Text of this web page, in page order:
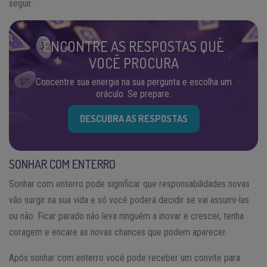
seguir.
ENCONTRE AS RESPOSTAS QUE
VOCÊ PROCURA
Concentre sua energia na sua pergunta e escolha um
oráculo. Se prepare.
DESCUBRA AS RESPOSTAS
SONHAR COM ENTERRO
Sonhar com enterro pode significar que responsabilidades novas
vão surgir na sua vida e só você poderá decidir se vai assumi-las
ou não. Ficar parado não leva ninguém a inovar e crescer, tenha
coragem e encare as novas chances que podem aparecer.
Após sonhar com enterro você pode receber um convite para